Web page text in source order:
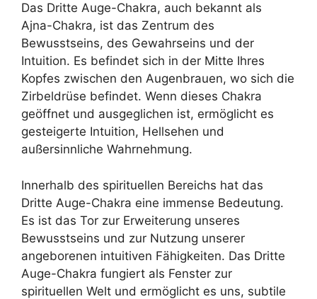
Das Dritte Auge-Chakra, auch bekannt als
Ajna-Chakra, ist das Zentrum des
Bewusstseins, des Gewahrseins und der
Intuition. Es befindet sich in der Mitte Ihres
Kopfes zwischen den Augenbrauen, wo sich die
Zirbeldrüse befindet. Wenn dieses Chakra
geöffnet und ausgeglichen ist, ermöglicht es
gesteigerte Intuition, Hellsehen und
außersinnliche Wahrnehmung.
Innerhalb des spirituellen Bereichs hat das
Dritte Auge-Chakra eine immense Bedeutung.
Es ist das Tor zur Erweiterung unseres
Bewusstseins und zur Nutzung unserer
angeborenen intuitiven Fähigkeiten. Das Dritte
Auge-Chakra fungiert als Fenster zur
spirituellen Welt und ermöglicht es uns, subtile